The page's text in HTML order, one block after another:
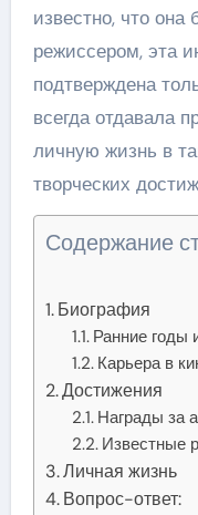
известно, что
режиссером, эта
подтверждена
всегда отдавала
личную жизнь в
творческих
Содержание
Биография
Ранние годы
Карьера в
Достижения
Награды за
Известные
Личная жизнь
Вопрос-ответ: